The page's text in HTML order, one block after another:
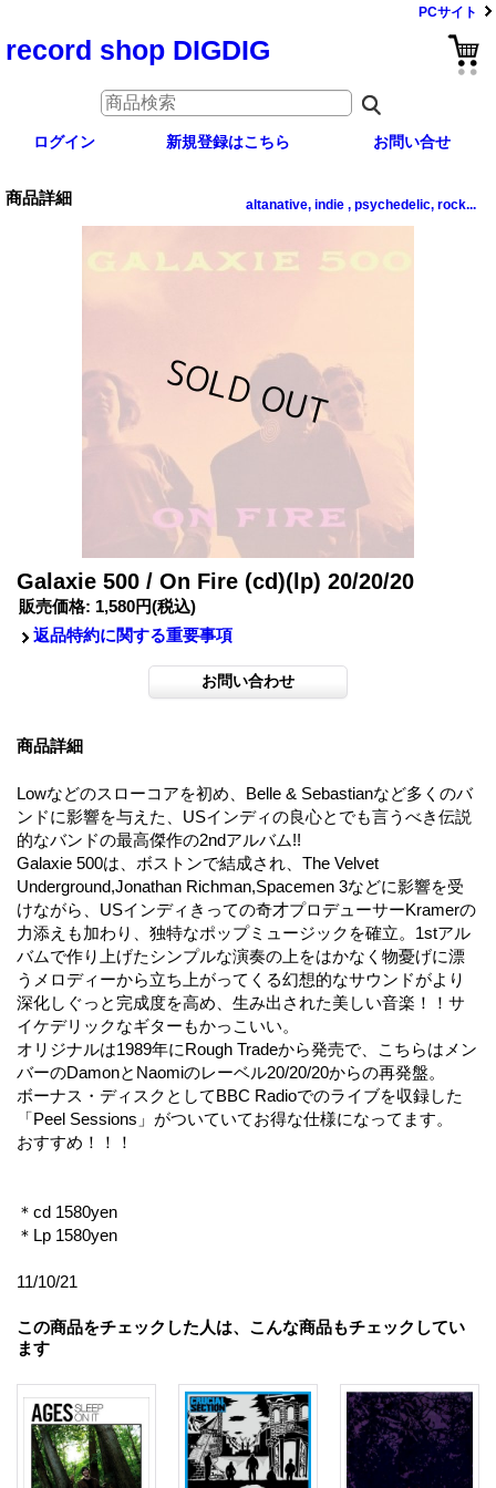
PCサイト
record shop DIGDIG
ログイン 新規登録はこちら お問い合せ
商品詳細 altanative, indie , psychedelic, rock...
Galaxie 500 / On Fire (cd)(lp) 20/20/20
販売価格: 1,580円(税込)
返品特約に関する重要事項
商品詳細
Lowなどのスローコアを初め、Belle & Sebastianなど多くのバ
ンドに影響を与えた、USインディの良心とでも言うべき伝説
的なバンドの最高傑作の2ndアルバム!!
Galaxie 500は、ボストンで結成され、The Velvet
Underground,Jonathan Richman,Spacemen 3などに影響を受
けながら、USインディきっての奇才プロデューサーKramerの
力添えも加わり、独特なポップミュージックを確立。1stアル
バムで作り上げたシンプルな演奏の上をはかなく物憂げに漂
うメロディーから立ち上がってくる幻想的なサウンドがより
深化しぐっと完成度を高め、生み出された美しい音楽！！サ
イケデリックなギターもかっこいい。
オリジナルは1989年にRough Tradeから発売で、こちらはメン
バーのDamonとNaomiのレーベル20/20/20からの再発盤。
ボーナス・ディスクとしてBBC Radioでのライブを収録した
「Peel Sessions」がついていてお得な仕様になってます。
おすすめ！！！
＊cd 1580yen
＊Lp 1580yen
11/10/21
この商品をチェックした人は、こんな商品もチェックしてい
ます